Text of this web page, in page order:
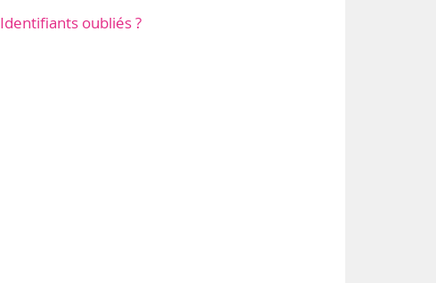
Identifiants oubliés ?